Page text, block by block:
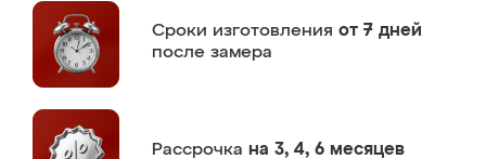
Сроки изготовления от 7 дней
после замера
Рассрочка на 3, 4, 6 месяцев